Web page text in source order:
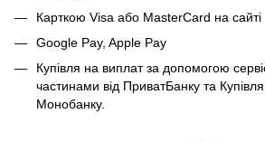
Карткою Visa або MasterCard на сайті
Google Pay, Apple Pay
Купівля на виплат за допомогою
частинами від ПриватБанку та
Монобанку.